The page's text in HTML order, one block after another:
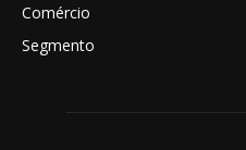
Comércio
Segmento